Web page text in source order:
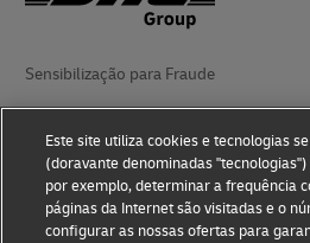
Sensibilização para Fraude
Termos de utilização
Aviso de privacidade
Este site utiliza cookies e tecnologias
(doravante denominadas
por exemplo, determinar a frequência
páginas da Internet são visitadas e o
configurar as nossas ofertas para